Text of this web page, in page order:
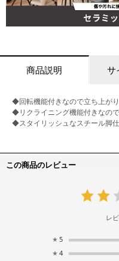
商品説明 サ
◆回転機能付きなので立ち上がり
◆リクライニング機能付きなので
◆スタイリッシュなスチール脚仕
この商品のレビュー
レ
★ 5
★ 4